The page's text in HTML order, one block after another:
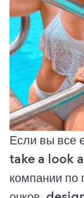
Если вы
take a look
компании по